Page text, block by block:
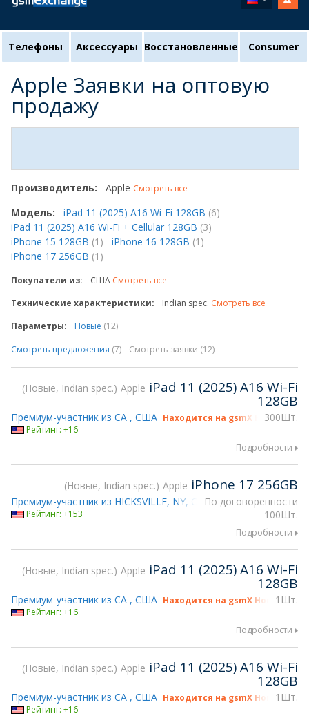
Телефоны Аксессуары Восстановленные Consumer
Apple Заявки на оптовую
продажу
Производитель: Apple Смотреть все
Модель: iPad 11 (2025) A16 Wi-Fi 128GB (6)
iPad 11 (2025) A16 Wi-Fi + Cellular 128GB (3)
iPhone 15 128GB (1) iPhone 16 128GB (1)
iPhone 17 256GB (1)
Покупатели из: США Смотреть все
Технические характеристики:
Indian spec. Смотреть все
Параметры:
Новые (12)
Смотреть предложения (7) Смотреть заявки (12)
Новые, Indian spec. Apple iPad 11 (2025) A16 Wi-Fi
128GB
300Шт.
Премиум-участник из CA , США Находится на gsmX Hong Kong
Рейтинг: +16
Подробности
Новые, Indian spec. Apple iPhone 17 256GB
По договоренности
100Шт.
Премиум-участник из HICKSVILLE, NY, США
Находится на
Рейтинг: +153
Подробности
Новые, Indian spec. Apple iPad 11 (2025) A16 Wi-Fi
128GB
1Шт.
Премиум-участник из CA , США Находится на gsmX Hong Kong
Рейтинг: +16
Подробности
Новые, Indian spec. Apple iPad 11 (2025) A16 Wi-Fi
128GB
1Шт.
Премиум-участник из CA , США Находится на gsmX Hong Kong
Рейтинг: +16